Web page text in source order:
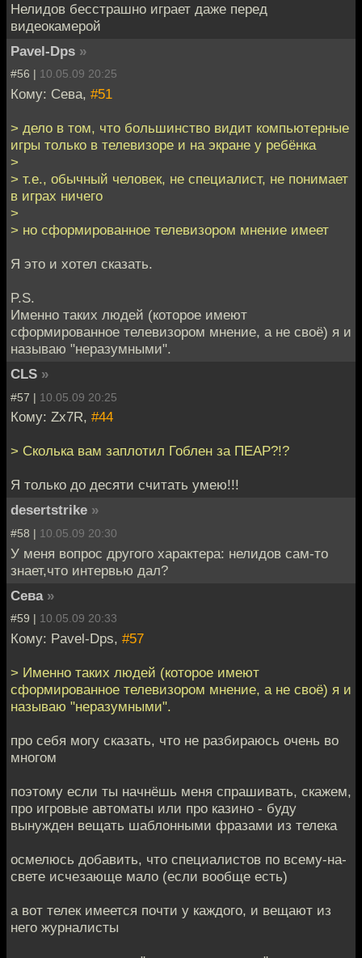
Нелидов бесстрашно играет даже перед
видеокамерой
Pavel-Dps »
#56 | 10.05.09 20:25
Кому: Сева, #51
> дело в том, что большинство видит компьютерные
игры только в телевизоре и на экране у ребёнка
>
> т.е., обычный человек, не специалист, не понимает
в играх ничего
>
> но сформированное телевизором мнение имеет
Я это и хотел сказать.
P.S.
Именно таких людей (которое имеют
сформированное телевизором мнение, а не своё) я и
называю "неразумными".
CLS »
#57 | 10.05.09 20:25
Кому: Zx7R, #44
> Сколька вам заплотил Гоблен за ПЕАР?!?
Я только до десяти считать умею!!!
desertstrike »
#58 | 10.05.09 20:30
У меня вопрос другого характера: нелидов сам-то
знает,что интервью дал?
Сева »
#59 | 10.05.09 20:33
Кому: Pavel-Dps, #57
> Именно таких людей (которое имеют
сформированное телевизором мнение, а не своё) я и
называю "неразумными".
про себя могу сказать, что не разбираюсь очень во
многом
поэтому если ты начнёшь меня спрашивать, скажем,
про игровые автоматы или про казино - буду
вынужден вещать шаблонными фразами из телека
осмелюсь добавить, что специалистов по всему-на-
свете исчезающе мало (если вообще есть)
а вот телек имеется почти у каждого, и вещают из
него журналисты